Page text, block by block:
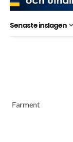
Senaste inslagen
Farment